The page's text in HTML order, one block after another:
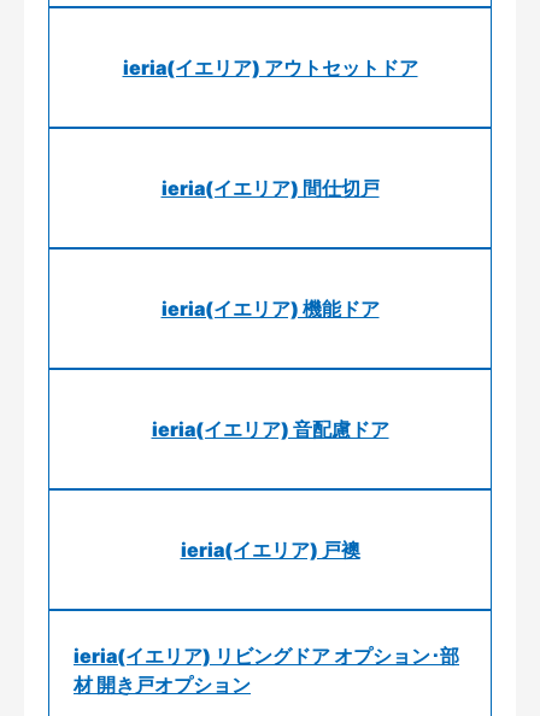
ieria(イエリア) アウトセットドア
ieria(イエリア) 間仕切戸
ieria(イエリア) 機能ドア
ieria(イエリア) 音配慮ドア
ieria(イエリア) 戸襖
ieria(イエリア) リビングドア オプション･部
材 開き戸オプション